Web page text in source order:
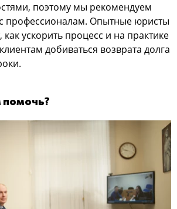
поэтому мы рекомендуем
профессионалам. Опытные юристы
ускорить процесс и на практике
добиваться возврата долга